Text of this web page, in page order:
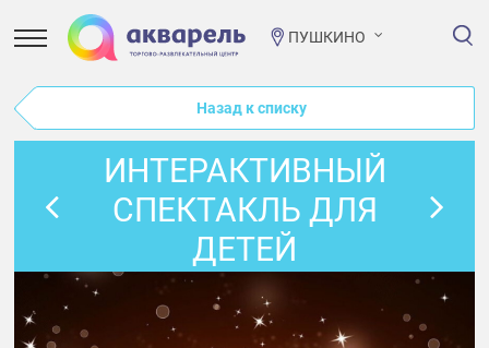
ПУШКИНО
Назад к списку
ИНТЕРАКТИВНЫЙ
СПЕКТАКЛЬ ДЛЯ
ДЕТЕЙ
«ВОЛШЕБНАЯ
КНИГА СКАЗОК»